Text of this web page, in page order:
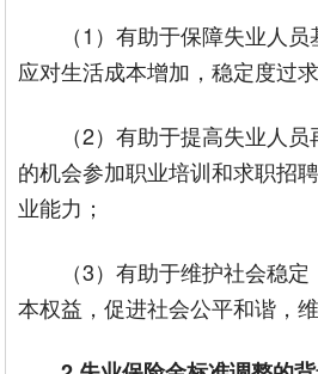
（1）有助于保障失业人
应对生活成本增加，稳定度过
（2）有助于提高失业人
的机会参加职业培训和求职招
业能力；
（3）有助于维护社会稳
本权益，促进社会公平和谐，